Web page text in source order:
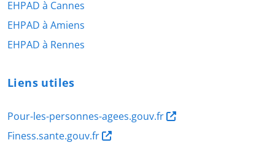
EHPAD à Cannes
EHPAD à Amiens
EHPAD à Rennes
Liens utiles
Pour-les-personnes-agees.gouv.fr
Finess.sante.gouv.fr